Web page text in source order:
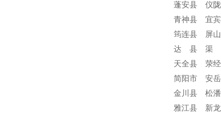
蓬安县 仪
青神县 宜
筠连县 屏
达 县 渠
天全县 荥
简阳市 安
金川县 松
雅江县 新